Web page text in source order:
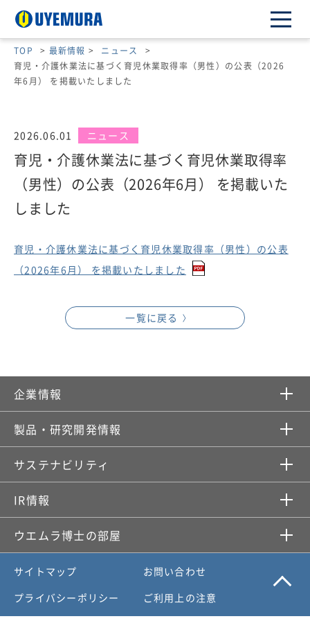
TOP > 最新情報 > ニュース
>
育児・介護休業法に基づく育児休業取得率（男性）の公表（2026
年6月） を掲載いたしました
育児・介護休業法に基づく育児休業取得率
（男性）の公表（2026年6月） を掲載いた
しました
2026.06.01 ニュース
育児・介護休業法に基づく育児休業取得率（男性）の公表
（2026年6月） を掲載いたしました
一覧に戻る
企業情報​
製品・研究開発情報​
サステナビリティ
IR情報​
ウエムラ博士の部屋
サイトマップ
お問い合わせ
プライバシーポリシー
ご利用上の注意